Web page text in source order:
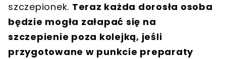
szczepionek. Teraz każda dorosła osoba
będzie mogła załapać się na
szczepienie poza kolejką, jeśli
przygotowane w punkcie preparaty